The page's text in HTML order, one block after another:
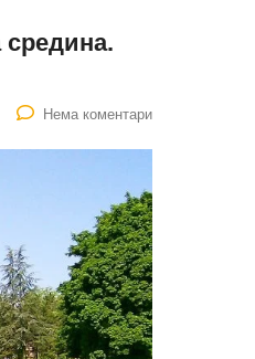
средина.
Нема коментари